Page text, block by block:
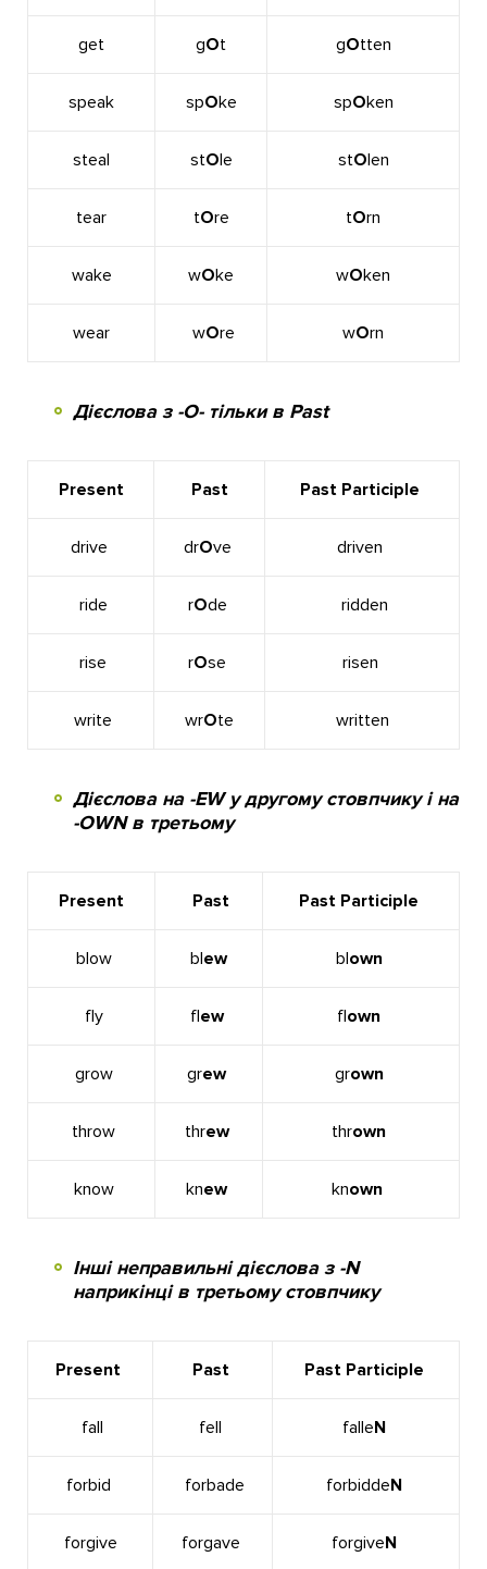
get gOt gOtten
speak spOke spOken
steal stOle stOlen
tear tOre tOrn
wake wOke wOken
wear wOre wOrn
Дієслова з -О- тільки в Past
Present Past Past Participle
drive drOve driven
ride rOde ridden
rise rOse risen
write wrOte written
Дієслова на -EW у другому стовпчику і на
-OWN в третьому
Present Past Past Participle
blow blew blown
fly flew flown
grow grew grown
throw threw thrown
know knew known
Інші неправильні дієслова з -N
наприкінці в третьому стовпчику
Present Past Past Participle
fall fell falleN
forbid forbade forbiddeN
forgive forgave forgiveN